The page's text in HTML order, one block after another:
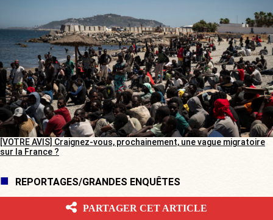
[VOTRE AVIS] Craignez-vous, prochainement, une vague migratoire
sur la France ?
REPORTAGES/GRANDES ENQUÊTES
PARTAGER CET ARTICLE